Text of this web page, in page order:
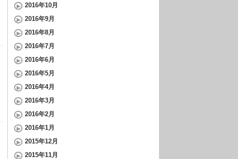
2016年10月
2016年9月
2016年8月
2016年7月
2016年6月
2016年5月
2016年4月
2016年3月
2016年2月
2016年1月
2015年12月
2015年11月